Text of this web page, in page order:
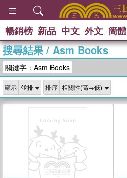
暢銷榜 新品 中文 外文 簡體
搜尋結果/Asm Books
關鍵字：Asm Books
顯示 排序